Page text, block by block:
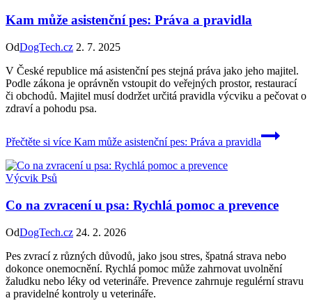
Kam může asistenční pes: Práva a pravidla
OdDogTech.cz 2. 7. 2025
V České republice má asistenční pes stejná práva jako jeho majitel.
Podle zákona je oprávněn vstoupit do veřejných prostor, restaurací
či obchodů. Majitel musí dodržet určitá pravidla výcviku a pečovat o
zdraví a pohodu psa.
Přečtěte si více Kam může asistenční pes: Práva a pravidla
Výcvik Psů
Co na zvracení u psa: Rychlá pomoc a prevence
OdDogTech.cz 24. 2. 2026
Pes zvrací z různých důvodů, jako jsou stres, špatná strava nebo
dokonce onemocnění. Rychlá pomoc může zahrnovat uvolnění
žaludku nebo léky od veterináře. Prevence zahrnuje regulérní stravu
a pravidelné kontroly u veterináře.